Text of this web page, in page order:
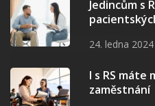
Jedincům s
24. ledna 2024
I s RS máte
zaměstnání